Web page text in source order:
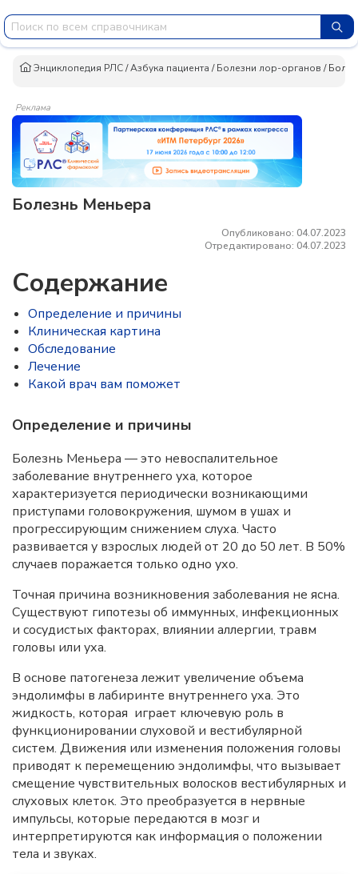
Энциклопедия РЛС/Азбука пациента /Болезни лор-органов /
Реклама
Болезнь Меньера
Опубликовано: 04.07.2023
Отредактировано: 04.07.2023
Содержание
Определение и причины
Клиническая картина
Обследование
Лечение
Какой врач вам поможет
Определение и причины
Болезнь Меньера — это невоспалительное
заболевание внутреннего уха, которое
характеризуется периодически возникающими
приступами головокружения, шумом в ушах и
прогрессирующим снижением слуха. Часто
развивается у взрослых людей от 20 до 50 лет. В 50%
случаев поражается только одно ухо.
Точная причина возникновения заболевания не ясна.
Существуют гипотезы об иммунных, инфекционных
и сосудистых факторах, влиянии аллергии, травм
головы или уха.
В основе патогенеза лежит увеличение объема
эндолимфы в лабиринте внутреннего уха. Это
жидкость, которая играет ключевую роль в
функционировании слуховой и вестибулярной
систем. Движения или изменения положения головы
приводят к перемещению эндолимфы, что вызывает
смещение чувствительных волосков вестибулярных и
слуховых клеток. Это преобразуется в нервные
импульсы, которые передаются в мозг и
интерпретируются как информация о положении
тела и звуках.